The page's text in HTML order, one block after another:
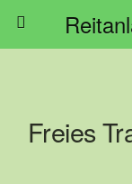
Freies